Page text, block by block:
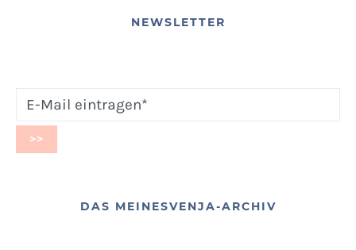
NEWSLETTER
DAS MEINESVENJA-ARCHIV